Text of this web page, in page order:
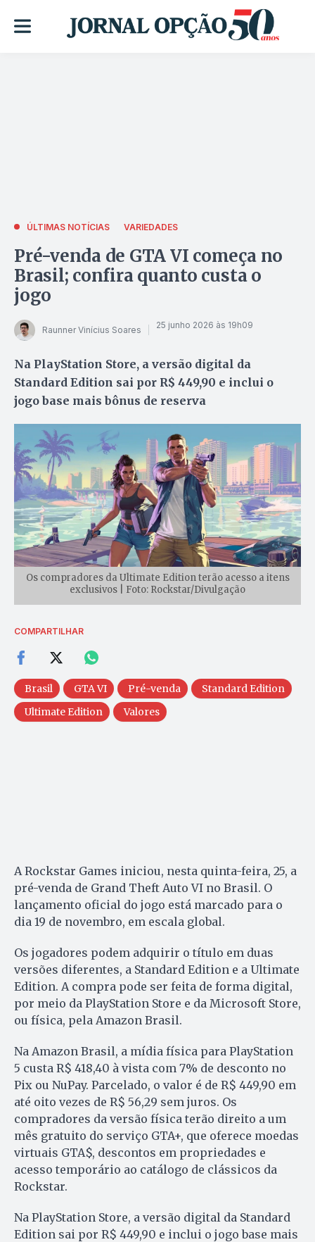
ÚLTIMAS NOTÍCIAS VARIEDADES
Pré-venda de GTA VI começa no
Brasil; confira quanto custa o
jogo
Raunner Vinícius Soares 25 junho 2026 às 19h09
Na PlayStation Store, a versão digital da
Standard Edition sai por R$ 449,90 e inclui o
jogo base mais bônus de reserva
Os compradores da Ultimate Edition terão acesso a itens
exclusivos | Foto: Rockstar/Divulgação
COMPARTILHAR
Brasil GTA VI Pré-venda
Standard Edition
Ultimate Edition
Valores
A Rockstar Games iniciou, nesta quinta-feira, 25, a
pré-venda de Grand Theft Auto VI no Brasil. O
lançamento oficial do jogo está marcado para o
dia 19 de novembro, em escala global.
Os jogadores podem adquirir o título em duas
versões diferentes, a Standard Edition e a Ultimate
Edition. A compra pode ser feita de forma digital,
por meio da PlayStation Store e da Microsoft Store,
ou física, pela Amazon Brasil.
Na Amazon Brasil, a mídia física para PlayStation
5 custa R$ 418,40 à vista com 7% de desconto no
Pix ou NuPay. Parcelado, o valor é de R$ 449,90 em
até oito vezes de R$ 56,29 sem juros. Os
compradores da versão física terão direito a um
mês gratuito do serviço GTA+, que oferece moedas
virtuais GTA$, descontos em propriedades e
acesso temporário ao catálogo de clássicos da
Rockstar.
Na PlayStation Store, a versão digital da Standard
Edition sai por R$ 449,90 e inclui o jogo base mais